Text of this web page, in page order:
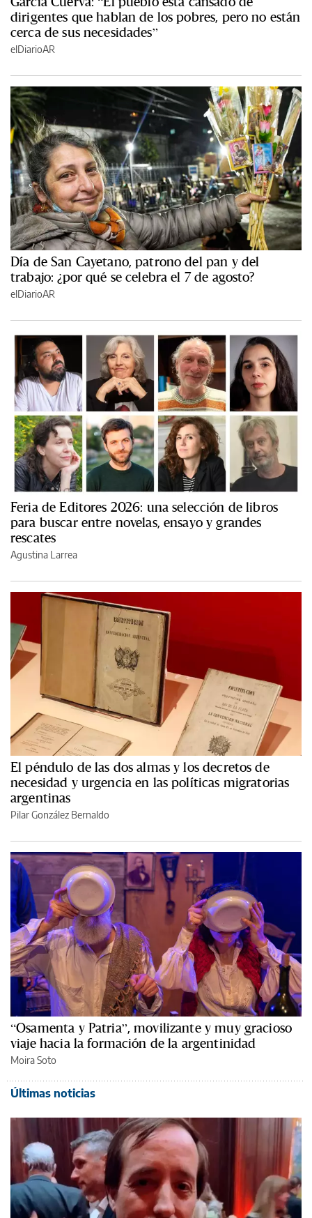
dirigentes que hablan de los pobres, pero no están
cerca de sus necesidades”
elDiarioAR
Día de San Cayetano, patrono del pan y del
trabajo: ¿por qué se celebra el 7 de agosto?
elDiarioAR
Feria de Editores 2026: una selección de libros
para buscar entre novelas, ensayo y grandes
rescates
Agustina Larrea
El péndulo de las dos almas y los decretos de
necesidad y urgencia en las políticas migratorias
argentinas
Pilar González Bernaldo
“Osamenta y Patria”, movilizante y muy gracioso
viaje hacia la formación de la argentinidad
Moira Soto
Últimas noticias